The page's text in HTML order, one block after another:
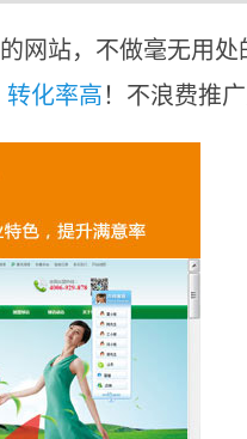
的网站，不做毫无用处
转化率高！不浪费推